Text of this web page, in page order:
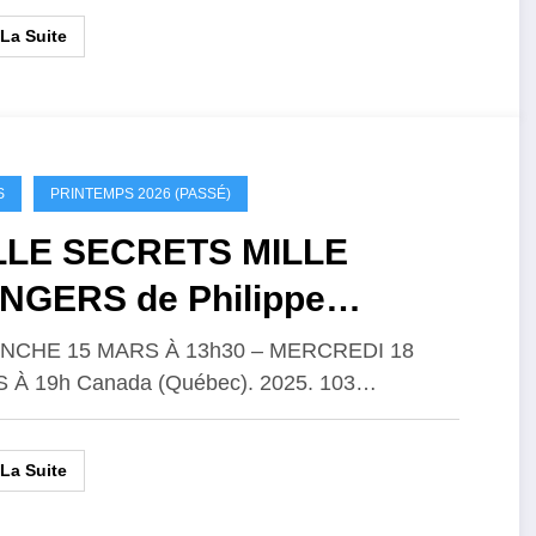
Suite
PRINTEMPS 2026 (PASSÉ)
SECRETS MILLE
de Philippe
15 MARS À 13h30 – MERCREDI 18
À 19h Canada (Québec). 2025. 103…
Suite